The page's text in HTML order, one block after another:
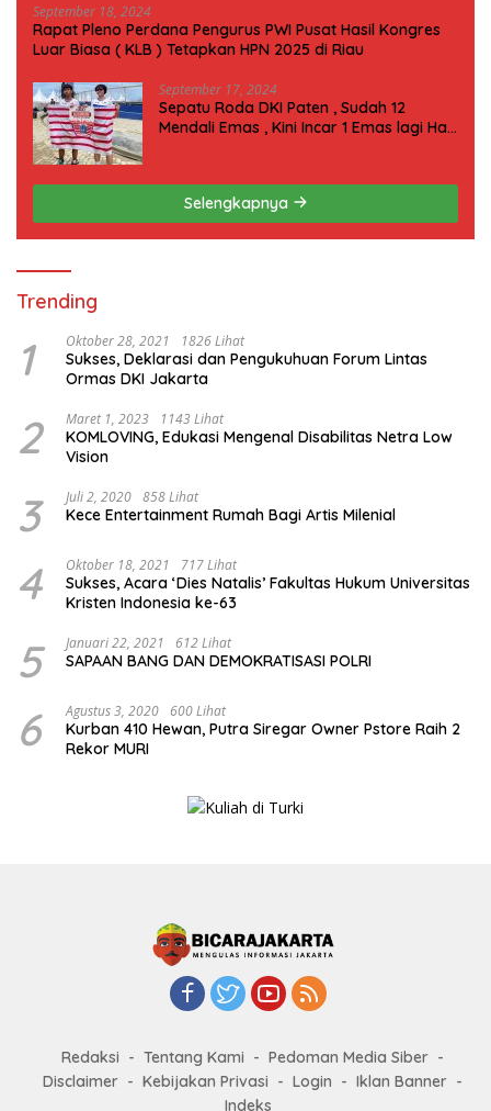
September 18, 2024
Rapat Pleno Perdana Pengurus PWI Pusat Hasil Kongres
Luar Biasa ( KLB ) Tetapkan HPN 2025 di Riau
September 17, 2024
Sepatu Roda DKI Paten , Sudah 12
Mendali Emas , Kini Incar 1 Emas lagi Hari
Selengkapnya
Trending
1 Oktober 28, 2021 1826 Lihat
Sukses, Deklarasi dan Pengukuhuan Forum Lintas
Ormas DKI Jakarta
2 Maret 1, 2023 1143 Lihat
KOMLOVING, Edukasi Mengenal Disabilitas Netra Low
Vision
3 Juli 2, 2020 858 Lihat
Kece Entertainment Rumah Bagi Artis Milenial
4 Oktober 18, 2021 717 Lihat
Sukses, Acara ‘Dies Natalis’ Fakultas Hukum Universitas
Kristen Indonesia ke-63
5 Januari 22, 2021 612 Lihat
SAPAAN BANG DAN DEMOKRATISASI POLRI
6 Agustus 3, 2020 600 Lihat
Kurban 410 Hewan, Putra Siregar Owner Pstore Raih 2
Rekor MURI
Redaksi Tentang Kami
Pedoman Media Siber
Disclaimer
Kebijakan Privasi Login
Iklan Banner
Indeks